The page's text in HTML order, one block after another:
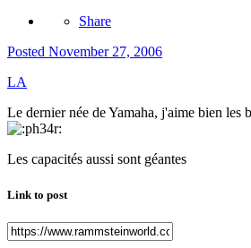
Share
Posted November 27, 2006
LA
Le dernier née de Yamaha, j'aime bien les
Les capacités aussi sont géantes
Link to post